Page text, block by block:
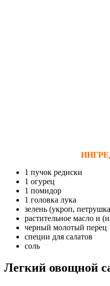
1 пучок редиски
1 огурец
1 помидор
1 головка лука
зелень (укроп,
растительное масло и
черный молотый перец
специи для салатов
соль
Легкий овощной